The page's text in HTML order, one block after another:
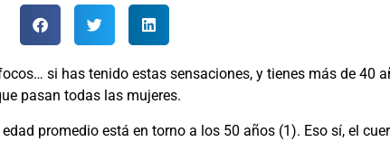
si has tenido estas sensaciones, y tienes más de 40
pasan todas las mujeres.
promedio está en torno a los 50 años (1). Eso sí, el